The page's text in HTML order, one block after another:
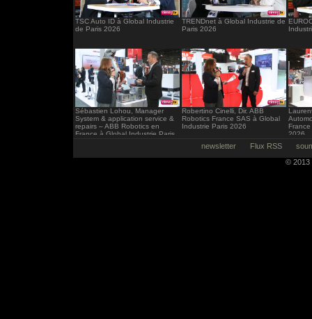
TSC Auto ID à Global Industrie
de Paris 2026
TRENDnet à Global Industrie de
Paris 2026
Sébastien Lohou, Manager
System & application service &
repairs – ABB Robotics en
France à Global Industrie Paris
Robertino Cinelli, Dir. ABB
Robotics France SAS à Global
Industrie Paris 2026
2026
newsletter Flux RSS
© 2013